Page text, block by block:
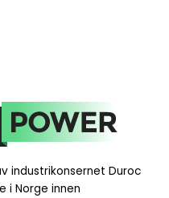
industrikonsernet Duroc
i Norge innen